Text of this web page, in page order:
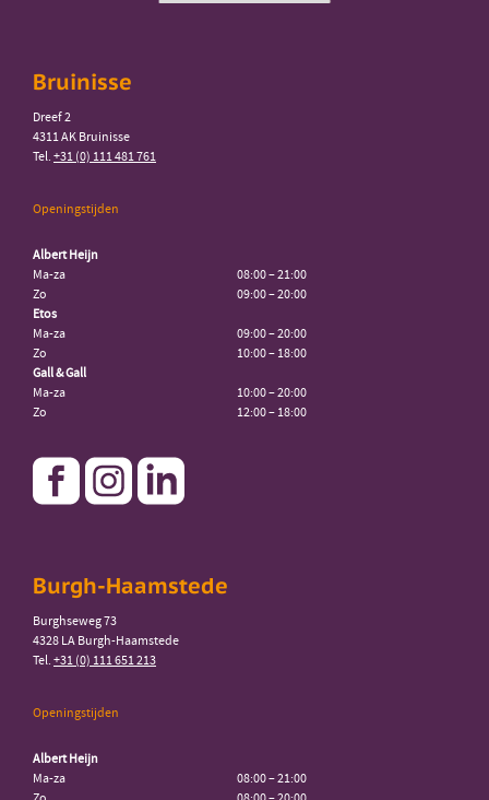
Bruinisse
Dreef 2
4311 AK Bruinisse
Tel.+31 (0) 111 481 761
Openingstijden
Albert Heijn
Ma-za
08:00 – 21:00
Zo
09:00 – 20:00
Etos
Ma-za
09:00 – 20:00
Zo
10:00 – 18:00
Gall & Gall
Ma-za
10:00 – 20:00
Zo
12:00 – 18:00
Burgh-Haamstede
Burghseweg 73
4328 LA Burgh-Haamstede
Tel.+31 (0) 111 651 213
Openingstijden
Albert Heijn
Ma-za
08:00 – 21:00